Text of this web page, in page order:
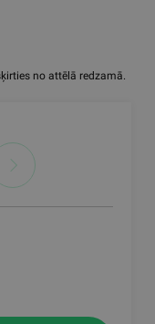
no attēlā redzamā.